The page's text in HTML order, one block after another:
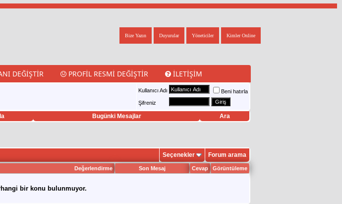
Kimler Online
Yöneticiler
Duyurular
Bize Yazın
DEĞIŞTIR PROFIL RESMI DEĞIŞTIR İLETIŞIM
Kullanıcı Adı
Beni hatırla
Şifreniz
Bugünki Mesajlar Ara
Seçenekler Forum arama
Değerlendirme Son Mesaj Cevap Görüntüleme
bir konu bulunmuyor.